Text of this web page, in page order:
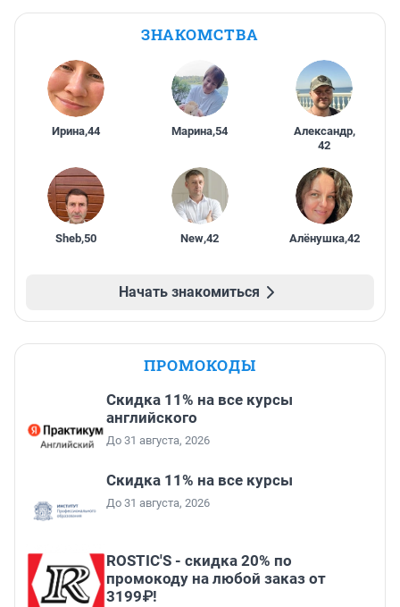
ЗНАКОМСТВА
Ирина,44 Марина,54 Александр,
42
Sheb,50 New,42 Алёнушка,42
Начать знакомиться
ПРОМОКОДЫ
Скидка 11% на все курсы
английского
До 31 августа, 2026
Скидка 11% на все курсы
До 31 августа, 2026
ROSTIC'S - скидка 20% по
промокоду на любой заказ от
3199₽!